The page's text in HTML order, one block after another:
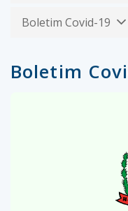
Boletim Covid-19
Boletim